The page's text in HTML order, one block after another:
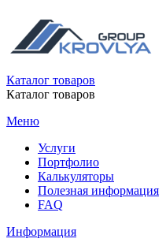
Каталог товаров
Каталог товаров
Меню
Услуги
Портфолио
Калькуляторы
Полезная информация
FAQ
Информация